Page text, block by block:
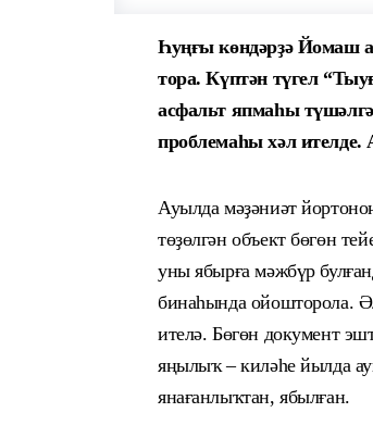
Һуңғы көндәрҙә Йомаш
тора. Күптән түгел
асфальт япмаһы
проблемаһы хәл ителде.
Ауылда мәҙәниәт
төҙөлгән объект бөгөн
уны ябырға мәжбүр
бинаһында ойошторола.
ителә.Бөгөн документ
яңылыҡ – киләһе йылда
янағанлыҡтан, ябылған.